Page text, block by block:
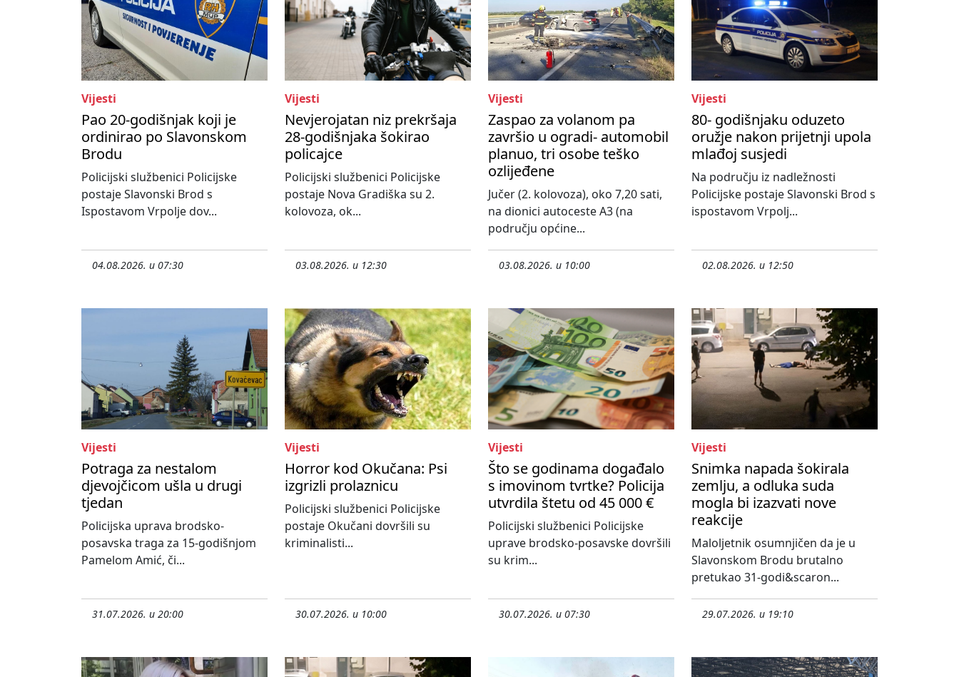
Vijesti
Pao 20-godišnjak koji je
ordinirao po Slavonskom
Brodu
Policijski službenici Policijske
postaje Slavonski Brod s
Ispostavom Vrpolje dov...
04.08.2026. u 07:30
Vijesti
Nevjerojatan niz prekršaja
28-godišnjaka šokirao
policajce
Policijski službenici Policijske
postaje Nova Gradiška su 2.
kolovoza, ok...
03.08.2026. u 12:30
Vijesti
Zaspao za volanom pa
završio u ogradi- automobil
planuo, tri osobe teško
ozlijeđene
Jučer (2. kolovoza), oko 7,20 sati,
na dionici autoceste A3 (na
području općine...
03.08.2026. u 10:00
Vijesti
80- godišnjaku oduzeto
oružje nakon prijetnji upola
mlađoj susjedi
Na području iz nadležnosti
Policijske postaje Slavonski Brod s
ispostavom Vrpolj...
02.08.2026. u 12:50
Vijesti
Potraga za nestalom
djevojčicom ušla u drugi
tjedan
Policijska uprava brodsko-
posavska traga za 15-godišnjom
Pamelom Amić, či...
31.07.2026. u 20:00
Vijesti
Horror kod Okučana: Psi
izgrizli prolaznicu
Policijski službenici Policijske
postaje Okučani dovršili su
kriminalisti...
30.07.2026. u 10:00
Vijesti
Što se godinama događalo
s imovinom tvrtke? Policija
utvrdila štetu od 45 000 €
Policijski službenici Policijske
uprave brodsko-posavske dovršili
su krim...
30.07.2026. u 07:30
Vijesti
Snimka napada šokirala
zemlju, a odluka suda
mogla bi izazvati nove
reakcije
Maloljetnik osumnjičen da je u
Slavonskom Brodu brutalno
pretukao 31-godi&scaron...
29.07.2026. u 19:10